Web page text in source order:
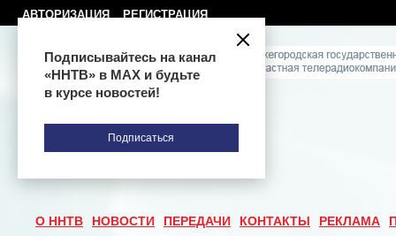
АВТОРИЗАЦИЯ РЕГИСТРАЦИЯ
О ННТВ НОВОСТИ ПЕРЕДАЧИ КОНТАКТЫ РЕКЛАМА
Подписывайтесь на канал
«ННТВ» в МАХ и будьте
в курсе новостей!
Подписаться